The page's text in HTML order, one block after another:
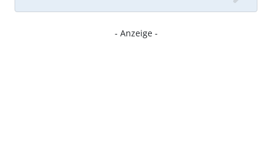
- Anzeige -